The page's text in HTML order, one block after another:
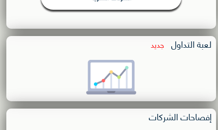
لعبة التداول جديد
إفصاحات الشركات